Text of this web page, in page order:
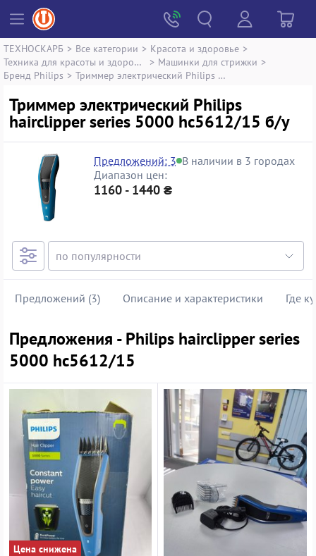
ТЕХНОСКАРБ > Все категории > Красота и здоровье >
Техника для красоты и здоровья
> Машинки для стрижки >
Бренд Philips > Триммер электрический Philips hairclipper series 5000 hc5612/15
Триммер электрический Philips
hairclipper series 5000 hc5612/15 б/у
Предложений: 3 В наличии в 3 городах
Диапазон цен:
1160 - 1440 ₴
Предложений (3) Описание и характеристики Где
Предложения - Philips hairclipper series
5000 hc5612/15
Цена снижена